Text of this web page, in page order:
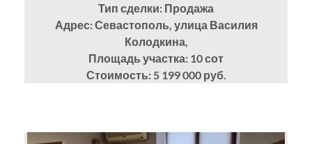
Тип сделки: Продажа
Адрес: Севастополь, улица Василия
Колодкина,
Площадь участка: 10сот
Стоимость: 5 199 000 руб.